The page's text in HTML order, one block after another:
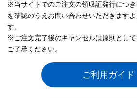
※当サイトでのご注文の領収証発行につ
を確認のうえお問い合わせいただきます
す。
※ご注文完了後のキャンセルは原則とし
ご了承ください。
ご利用ガイド